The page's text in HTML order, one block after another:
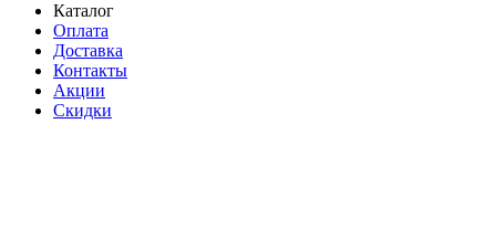
Каталог
Оплата
Доставка
Контакты
Акции
Скидки